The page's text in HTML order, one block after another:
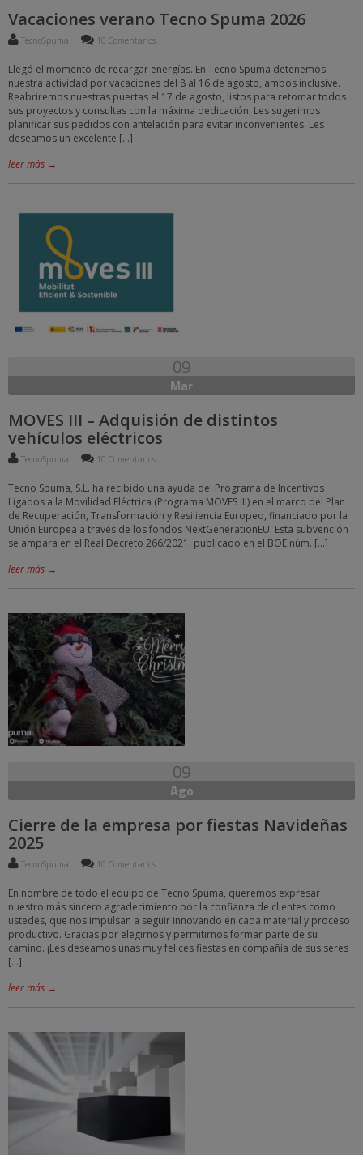
Vacaciones verano Tecno Spuma 2026
TecnoSpuma 10 Comentarios
Llegó el momento de recargar energías. En Tecno Spuma detenemos
nuestra actividad por vacaciones del 8 al 16 de agosto, ambos inclusive.
Reabriremos nuestras puertas el 17 de agosto, listos para retomar todos
sus proyectos y consultas con la máxima dedicación. Les sugerimos
planificar sus pedidos con antelación para evitar inconvenientes. Les
deseamos un excelente […]
leer más →
09
Mar
MOVES III – Adquisión de distintos
vehículos eléctricos
TecnoSpuma 10 Comentarios
Tecno Spuma, S.L. ha recibido una ayuda del Programa de Incentivos
Ligados a la Movilidad Eléctrica (Programa MOVES III) en el marco del Plan
de Recuperación, Transformación y Resiliencia Europeo, financiado por la
Unión Europea a través de los fondos NextGenerationEU. Esta subvención
se ampara en el Real Decreto 266/2021, publicado en el BOE núm. […]
leer más →
09
Ago
Cierre de la empresa por fiestas Navideñas
2025
TecnoSpuma 10 Comentarios
En nombre de todo el equipo de Tecno Spuma, queremos expresar
nuestro más sincero agradecimiento por la confianza de clientes como
ustedes, que nos impulsan a seguir innovando en cada material y proceso
productivo. Gracias por elegirnos y permitirnos formar parte de su
camino. ¡Les deseamos unas muy felices fiestas en compañía de sus seres
[…]
leer más →